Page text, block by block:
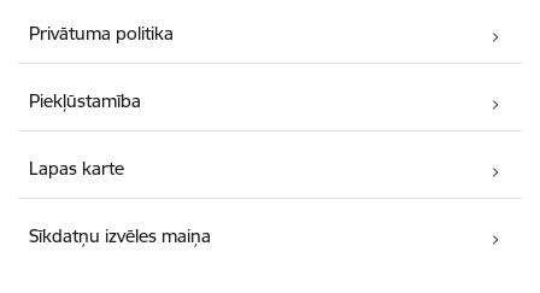
Privātuma politika
Piekļūstamība
Lapas karte
Sīkdatņu izvēles maiņa